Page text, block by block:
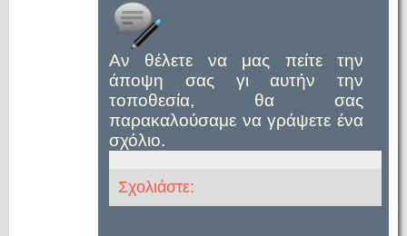
Αν θέλετε να μας πείτε την
άποψη σας γι αυτήν την
τοποθεσία, θα σας
παρακαλούσαμε να γράψετε ένα
σχόλιο.
Σχολιάστε: